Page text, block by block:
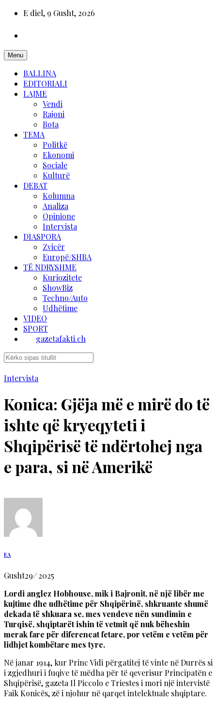
E diel, 9 Gusht, 2026
Menu
BALLINA
EDITORIALI
LAJME
Vendi
Rajoni
Bota
TEMA
Politkë
Ekonomi
Sociale
Kulturë
DEBAT
Kolumna
Analiza
Opinione
Intervista
DIASPORA
Zvicër
Europë/SHBA
TË NDRYSHME
Kuriozitete
ShowBiz
Techno/Auto
Udhëtime
VIDEO
SPORT
gazetafakti.ch
Intervista
Konica: Gjëja më e mirë do të
ishte që kryeqyteti i
Shqipërisë të ndërtohej nga
e para, si në Amerikë
EA
Gusht29/2025
Lordi anglez Hobhouse, mik i Bajronit, në një libër me
kujtime dhe udhëtime për Shqipërinë, shkruante shumë
dekada të shkuara se, mes vendeve nën sundimin e
Turqisë, shqiptarët ishin të vetmit që nuk bëheshin
merak fare për diferencat fetare, por vetëm e vetëm për
lidhjet kombëtare mes tyre.
Në janar 1914, kur Princ Vidi përgatitej të vinte në Durrës si
i zgjedhuri i fuqive të mëdha për të qeverisur Principatën e
Shqipërisë, gazeta Il Piccolo e Triestes i mori një intervistë
Faik Konicës, zë i njohur në qarqet intelektuale shqiptare.